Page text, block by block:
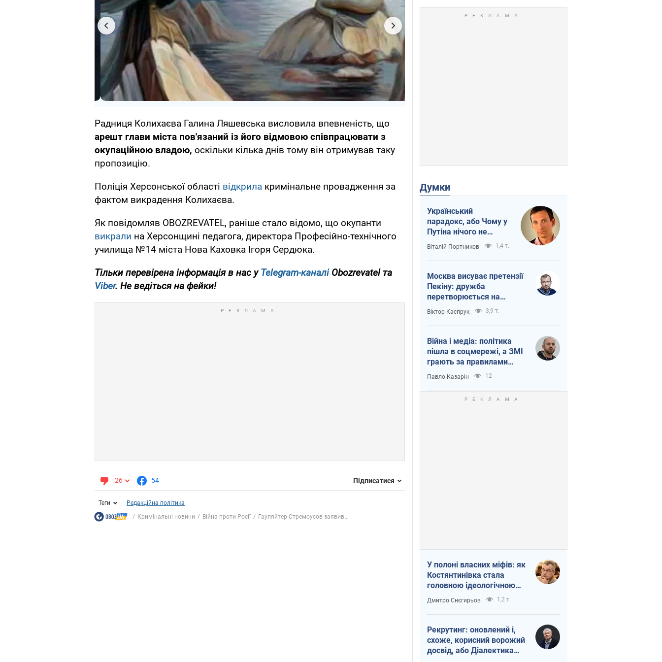
Радниця Колихаєва Галина Ляшевська висловила впевненість, що
арешт глави міста пов'язаний із його відмовою співпрацювати з
окупаційною владою, оскільки кілька днів тому він отримував таку
пропозицію.
Поліція Херсонської області відкрила кримінальне провадження за
фактом викрадення Колихаєва.
Як повідомляв OBOZREVATEL, раніше стало відомо, що окупанти
викрали на Херсонщині педагога, директора Професійно-технічного
училища №14 міста Нова Каховка Ігоря Сердюка.
Тільки перевірена інформація в нас уTelegram-каналіObozrevatel та
Viber. Не ведіться на фейки!
26 54 Підписатися
Теги
Редакційна політика
Кримінальні новини
Війна проти Росії Гауляйтер Стремоусов заявив...
Думки
Український
парадокс, або Чому у
Путіна нічого не
вийшло з Україною
Віталій Портников 1,4 т.
Москва висуває претензії
Пекіну: дружба
перетворюється на
залежність Росії від
Китаю
Віктор Каспрук 3,9 т.
Війна і медіа: політика
пішла в соцмережі, а ЗМІ
грають за правилами
ютуб
Павло Казарін 12
У полоні власних міфів: як
Костянтинівка стала
головною ідеологічною
пасткою для російських
окупантів
Дмитро Снєгирьов 1,2 т.
Рекрутинг: оновлений і,
схоже, корисний ворожий
досвід, або Діалектика